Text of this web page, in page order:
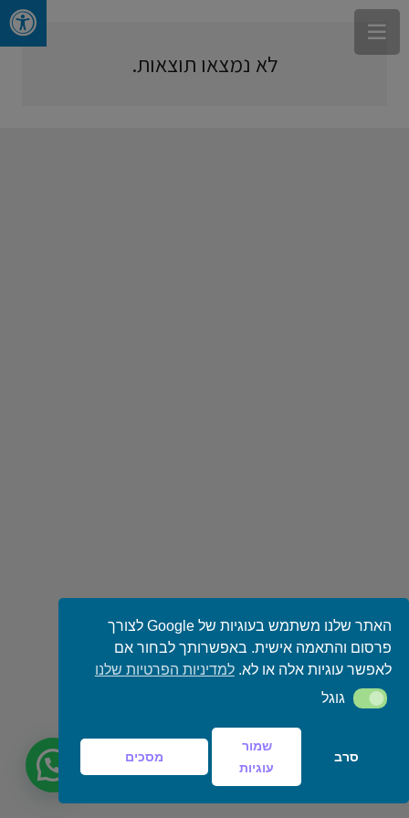
לא נמצאו תוצאות.
האתר שלנו משתמש בעוגיות של Google לצורך
פרסום והתאמה אישית. באפשרותך לבחור אם
לאפשר עוגיות אלה או לא.למדיניות הפרטיות שלנו
גוגל
גוגל
סרב
שמור
עוגיות
מסכים